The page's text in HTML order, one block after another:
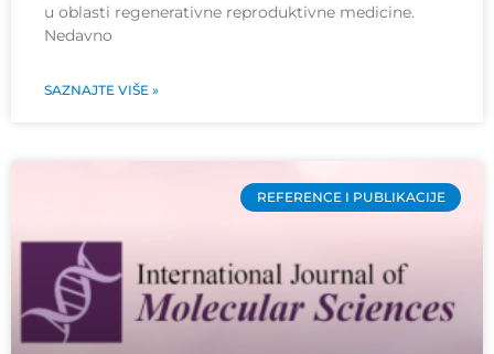
u oblasti regenerativne reproduktivne medicine.
Nedavno
SAZNAJTE VIŠE »
REFERENCE I PUBLIKACIJE